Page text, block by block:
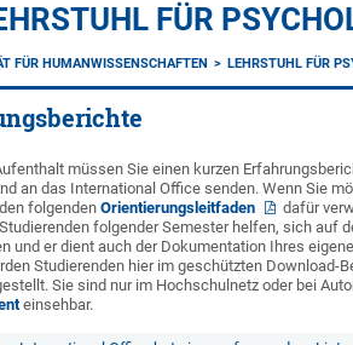
FÜR
FÜR HUMANWISSENSCHAFTEN LEHRSTUHL FÜR
müssen Sie einen kurzen
an das International Office senden. Wenn Sie
folgenden Orientierungsleitfaden
dafür
folgender Semester helfen, sich auf
und er dient auch der Dokumentation Ihres
Studierenden hier im geschützten Download-
Sie sind nur im Hochschulnetz oder bei
einsehbar.